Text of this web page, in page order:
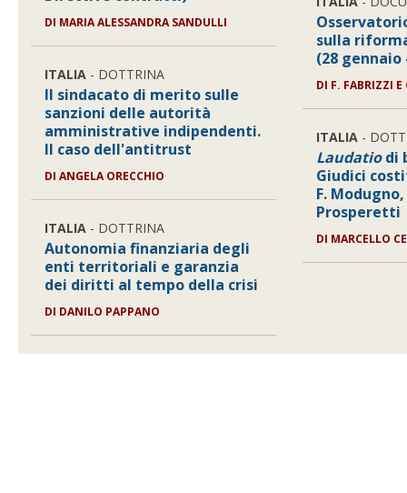
DI MARIA ALESSANDRA SANDULLI
ITALIA - DOTTRINA
Il sindacato di merito sulle
sanzioni delle autorità
amministrative indipendenti.
Il caso dell'antitrust
DIANGELA ORECCHIO
ITALIA - DOTTRINA
Autonomia finanziaria degli
enti territoriali e garanzia
dei diritti al tempo della crisi
DI DANILO PAPPANO
sulla
(28
DI F. FABRIZZI
ITALIA -
Laudatiodi
Giudici
F.
Prosperetti
DI MARCELLO